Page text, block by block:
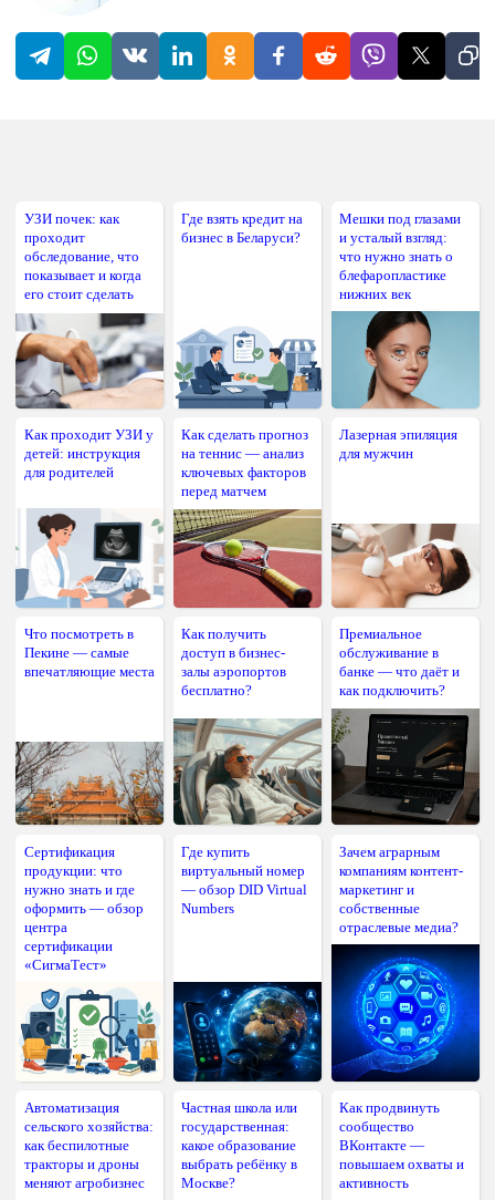
УЗИ почек: как
проходит
обследование, что
показывает и когда
его стоит сделать
Где взять кредит на
бизнес в Беларуси?
Мешки под глазами
и усталый взгляд:
что нужно знать о
блефаропластике
нижних век
Как проходит УЗИ у
детей: инструкция
для родителей
Как сделать прогноз
на теннис — анализ
ключевых факторов
перед матчем
Лазерная эпиляция
для мужчин
Что посмотреть в
Пекине — самые
впечатляющие места
Как получить
доступ в бизнес-
залы аэропортов
бесплатно?
Премиальное
обслуживание в
банке — что даёт и
как подключить?
Сертификация
продукции: что
нужно знать и где
оформить — обзор
центра
сертификации
«СигмаТест»
Где купить
виртуальный номер
— обзор DID Virtual
Numbers
Зачем аграрным
компаниям контент-
маркетинг и
собственные
отраслевые медиа?
Автоматизация
сельского хозяйства:
как беспилотные
тракторы и дроны
меняют агробизнес
Частная школа или
государственная:
какое образование
выбрать ребёнку в
Москве?
Как продвинуть
сообщество
ВКонтакте —
повышаем охваты и
активность